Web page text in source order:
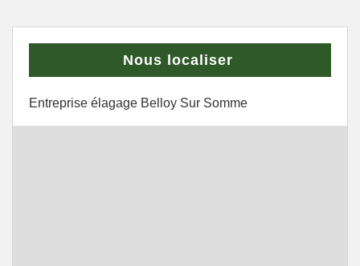
Nous localiser
Entreprise élagage Belloy Sur Somme